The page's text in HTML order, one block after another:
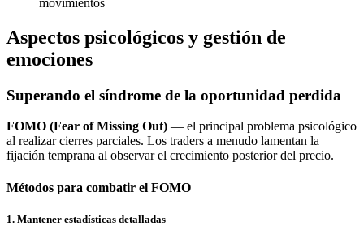
Aspectos psicológicos y gestión de
emociones
Superando el síndrome de la oportunidad perdida
FOMO (Fear of Missing Out) — el principal problema psicológico
al realizar cierres parciales. Los traders a menudo lamentan la
fijación temprana al observar el crecimiento posterior del precio.
Métodos para combatir el FOMO
1. Mantener estadísticas detalladas